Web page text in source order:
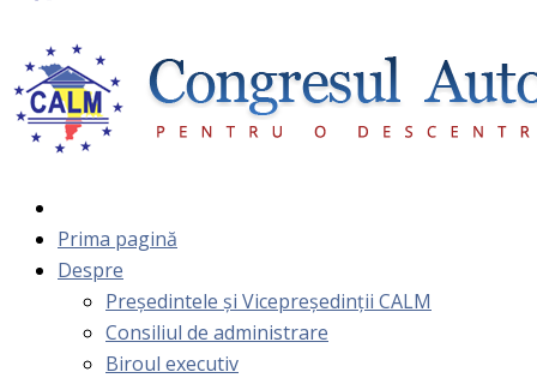
Prima pagină
Despre
Președintele și Vicepreședinții CALM
Consiliul de administrare
Biroul executiv